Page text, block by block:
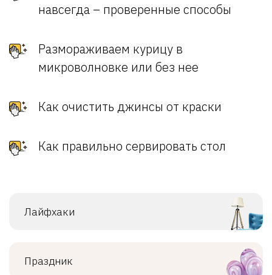
навсегда – проверенные способы
Размораживаем курицу в
микроволновке или без нее
Как очистить джинсы от краски
Как правильно сервировать стол
Лайфхаки
Праздник